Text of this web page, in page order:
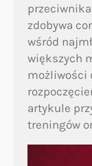
zdobywa
wśród
większych
możliwości
artykule
treningów